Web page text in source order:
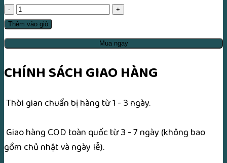
Những
Khuôn
Mặt
Tài
Phiệt
–
Vũ
Tài
Lục
số
lượng
Thêm vào giỏ
Mua ngay
CHÍNH SÁCH GIAO HÀNG
Thời gian chuẩn bị hàng từ 1 - 3 ngày.
Giao hàng COD toàn quốc từ 3 - 7 ngày (không bao
gồm chủ nhật và ngày lễ).